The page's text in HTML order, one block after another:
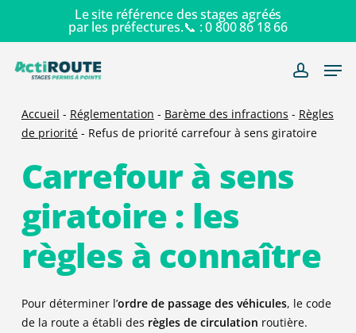
main
content
Le site référence des stages agréés
par les préfectures.📞 :0 800 86 18 66
account
Accueil - Réglementation - Barème des infractions - Règles
de priorité- Refus de priorité carrefour à sens giratoire
Carrefour à sens
giratoire : les
règles à connaître
Pour déterminer l’ordre de passage des véhicules, le code
de la route a établi des règles de circulation routière.